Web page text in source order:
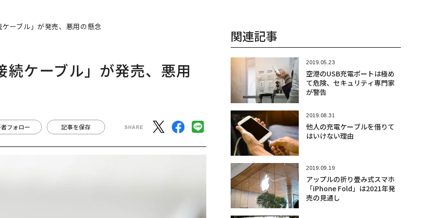
ーブル」が発売、悪用の懸念
ケーブル」が発売、悪用
フォロー 記事を保存
関連記事
2019.05.23
空港のUSB充電ポートは極め
て危険、セキュリティ専門家
が警告
2019.08.31
他人の充電ケーブルを借りて
はいけない理由
2019.09.19
アップルの折り畳み式スマホ
「iPhone Fold」は2021年発
売の見通し